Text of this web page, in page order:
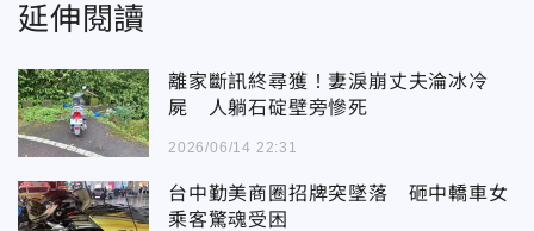
延伸閱讀
離家斷訊終尋獲！妻淚崩丈夫淪冰冷
屍 人躺石碇壁旁慘死
2026/06/14 22:31
台中勤美商圈招牌突墜落 砸中轎車女
乘客驚魂受困